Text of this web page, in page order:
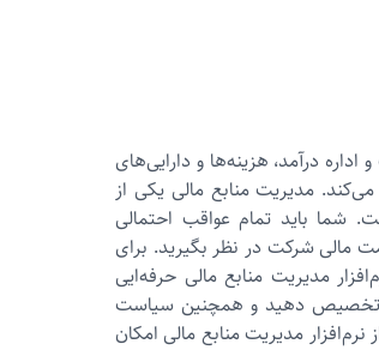
درآمد، هزینه‌ها و دارایی‌های
مدیریت منابع مالی یکی از
شما باید تمام عواقب احتمالی
مالی شرکت در نظر بگیرید. برای
مدیریت منابع مالی حرفه‌ایی
تخصیص دهید و همچنین سیاست‌
مدیریت منابع مالی امکان